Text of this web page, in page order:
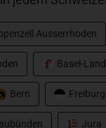
Ausserrhoden
Basel-
Bern Freiburg
Jura